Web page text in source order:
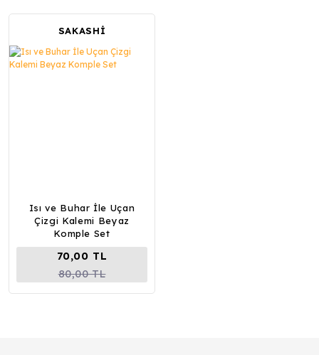
SAKASHİ
Isı ve Buhar İle Uçan
Çizgi Kalemi Beyaz
Komple Set
70,00 TL
80,00 TL